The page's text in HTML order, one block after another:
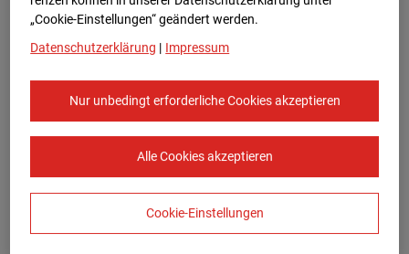
01.08.2025 07:35
„Cookie-Einstellungen“ geändert werden.
Datenschutzerklärung | Impressum
Nur unbedingt erforderliche Cookies akzeptieren
Alle Cookies akzeptieren
Cookie-Einstellungen